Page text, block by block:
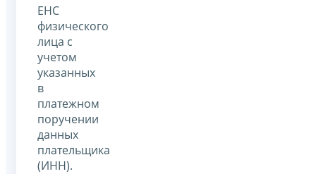
ЕНС
физического
лица с
учетом
указанных
в
платежном
поручении
данных
плательщика
(ИНН).